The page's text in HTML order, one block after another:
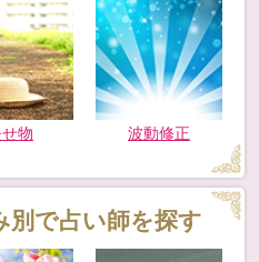
物 波動修正
で占い師を探す